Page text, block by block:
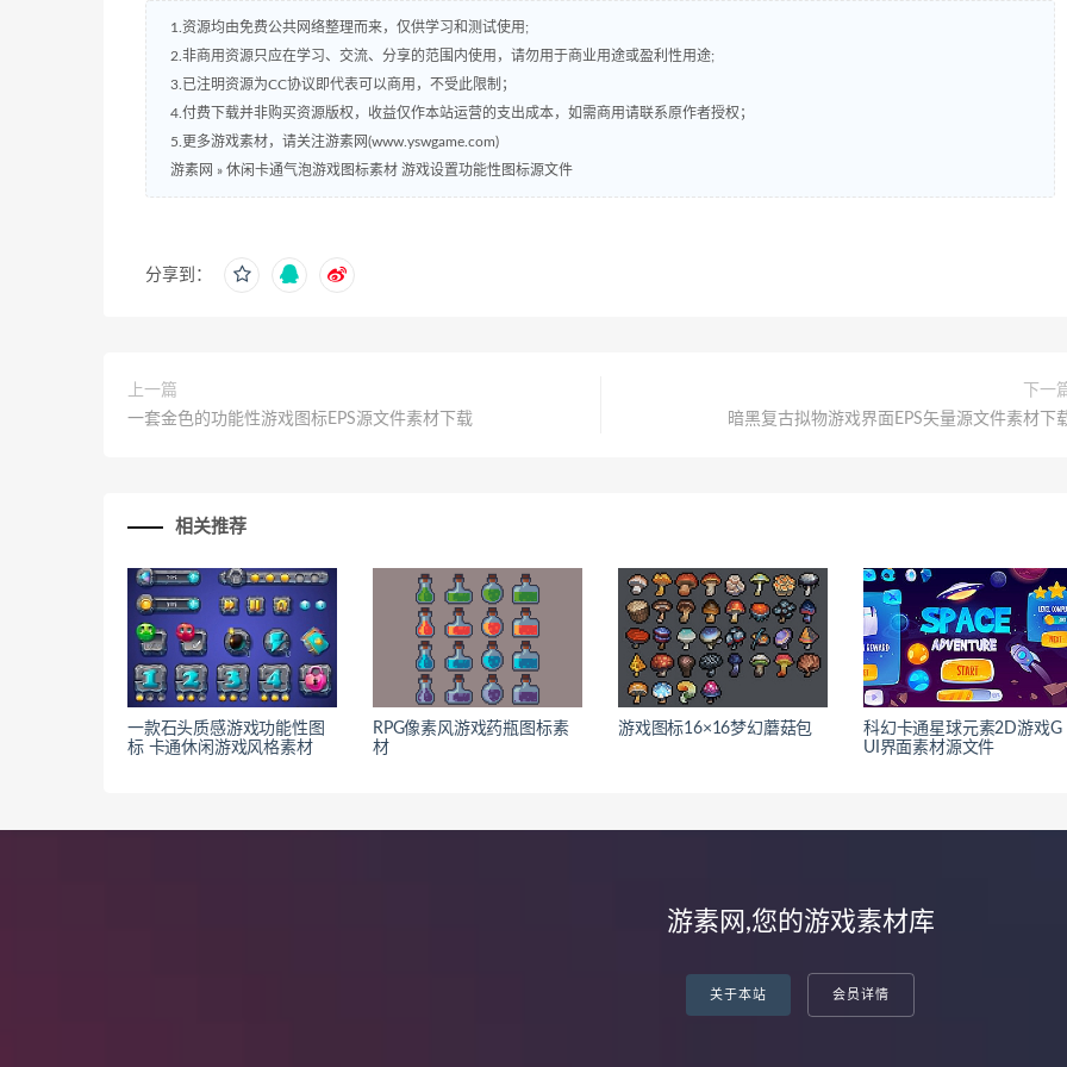
1.资源均由免费公共网络整理而来，仅供学习和测试使用;
2.非商用资源只应在学习、交流、分享的范围内使用，请勿用于商业用途或盈利性用途;
3.已注明资源为CC协议即代表可以商用，不受此限制；
4.付费下载并非购买资源版权，收益仅作本站运营的支出成本，如需商用请联系原作者授权；
5.更多游戏素材，请关注游素网(www.yswgame.com)
游素网 » 休闲卡通气泡游戏图标素材 游戏设置功能性图标源文件
分享到：
上一篇
一套金色的功能性游戏图标EPS源文件素材下载
下一
暗黑复古拟物游戏界面EPS矢量源文件素材下
相关推荐
一款石头质感游戏功能性图
标 卡通休闲游戏风格素材
RPG像素风游戏药瓶图标素
材
游戏图标16×16梦幻蘑菇包
科幻卡通星球元素2D游戏G
UI界面素材源文件
游素网,您的游戏素材库
关于本站 会员详情